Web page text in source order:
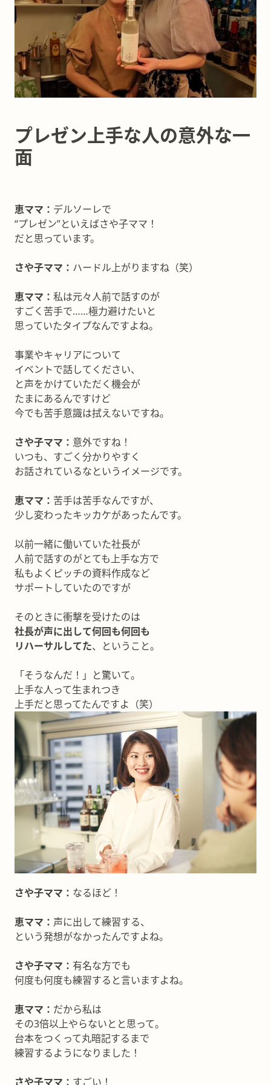
プレゼン上手な人の意外な一
面
恵ママ： デルソーレで
“プレゼン”といえばさや子ママ！
だと思っています。
さや子ママ： ハードル上がりますね（笑）
恵ママ： 私は元々人前で話すのが
すごく苦手で……極力避けたいと
思っていたタイプなんですよね。
事業やキャリアについて
イベントで話してください、
と声をかけていただく機会が
たまにあるんですけど
今でも苦手意識は拭えないですね。
さや子ママ： 意外ですね！
いつも、すごく分かりやすく
お話されているなというイメージです。
恵ママ： 苦手は苦手なんですが、
少し変わったキッカケがあったんです。
以前一緒に働いていた社長が
人前で話すのがとても上手な方で
私もよくピッチの資料作成など
サポートしていたのですが
そのときに衝撃を受けたのは
社長が声に出して何回も何回も
リハーサルしてた、ということ。
「そうなんだ！」と驚いて。
上手な人って生まれつき
上手だと思ってたんですよ（笑）
さや子ママ： なるほど！
恵ママ： 声に出して練習する、
という発想がなかったんですよね。
さや子ママ： 有名な方でも
何度も何度も練習すると言いますよね。
恵ママ： だから私は
その3倍以上やらないとと思って。
台本をつくって丸暗記するまで
練習するようになりました！
さや子ママ： すごい！